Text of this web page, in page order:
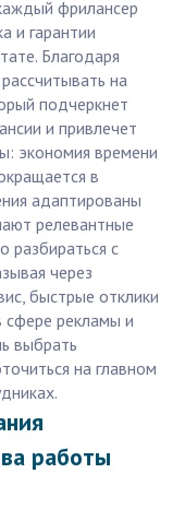
фрилансер
и гарантии
Благодаря
на
подчеркнет
и привлечет
экономия времени
в
адаптированы
релевантные
разбираться с
через
быстрые отклики
сфере рекламы и
выбрать
на главном
работы